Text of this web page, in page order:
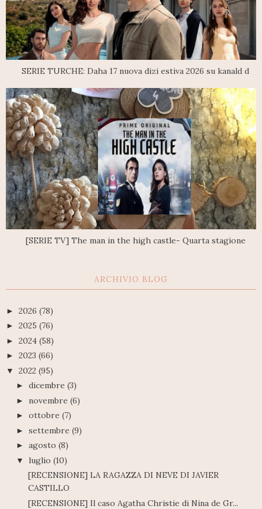
SERIE TURCHE: Daha 17 nuova dizi estiva 2026 su kanald d
[SERIE TV] The man in the high castle- Quarta stagione
ARCHIVIO BLOG
► 2026 (78)
► 2025 (76)
► 2024 (58)
► 2023 (66)
▼ 2022 (95)
► dicembre (3)
► novembre (6)
► ottobre (7)
► settembre (9)
► agosto (8)
▼ luglio (10)
[RECENSIONE] LA RAGAZZA DI NEVE DI JAVIER
CASTILLO
[RECENSIONE] Il caso Agatha Christie di Nina de Gr...